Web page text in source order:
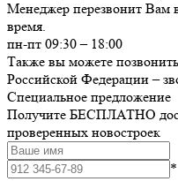
Менеджер перезвонит Вам
время.
пн-пт 09:30 – 18:00
Также вы можете
Российской Федерации –
Специальное предложение
Получите БЕСПЛАТНО
проверенных новостроек
*